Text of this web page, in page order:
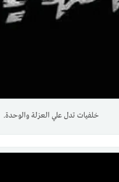
خلفيات تدل علي العزلة والوحدة.